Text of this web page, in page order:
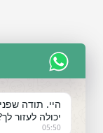
היי. תודה
יכולה לעזור
05:50